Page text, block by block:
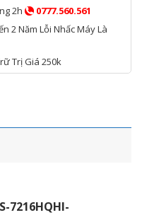
2h
0777.560.561
2 Năm Lỗi Nhấc Máy Là
Trị Giá 250k
7216HQHI-